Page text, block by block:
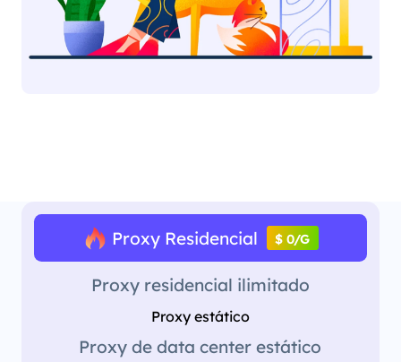
Proxy Residencial $ 0/G
Proxy residencial ilimitado
Proxy estático
Proxy de data center estático